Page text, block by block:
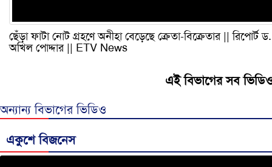
ছেঁড়া ফাটা নোট গ্রহণে অনীহা বেড়েছে ক্রেতা-বিক্রেতার || রিপোর্ট ড.
অখিল পোদ্দার || ETV News
এই বিভাগের সব
অন্যান্য বিভাগের ভিডিও
একুশে বিজনেস